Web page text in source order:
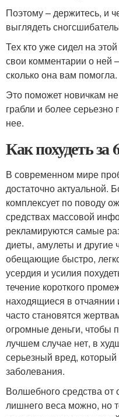
Поэтому – держитесь, и
выглядеть
Тех кто уже сидел на
свои комментарии о
сколько она вам помогла.
Это поможет новичкам
грабли и более серьезно
нее.
Как похудеть за
В современном мире
достаточно актуальной.
комплексует по поводу
средствах массовой
рекламируются самые
диеты, амулеты и другие
обещающие быстро,
усердия и усилия
течение короткого
находящиеся в отчаянии
часто становятся
огромные деньги, чтобы
лучшем случае нет, в
серьезный вред,
заболевания.
Волшебного средства от
лишнего веса можно, но